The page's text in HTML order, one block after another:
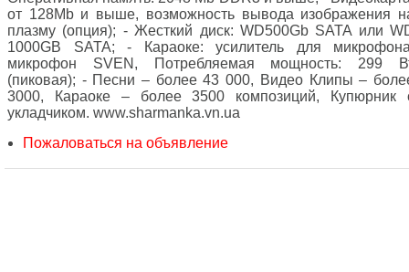
от 128Mb и выше, возможность вывода изображения
плазму (опция); - Жесткий диск: WD500Gb SATA или
1000GB SATA; - Караоке: усилитель для
микрофон SVEN, Потребляемая мощность: 299
(пиковая); - Песни – более 43 000, Видео Клипы –
3000, Караоке – более 3500 композиций, Купюрник
укладчиком. www.sharmanka.vn.ua
Пожаловаться на объявление